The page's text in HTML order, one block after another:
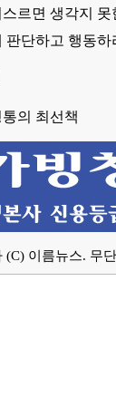
르면 생각지
판단하고 행동하
의 최선책
(C) 이름뉴스. 무